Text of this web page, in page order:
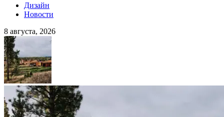
Дизайн
Новости
8 августа, 2026